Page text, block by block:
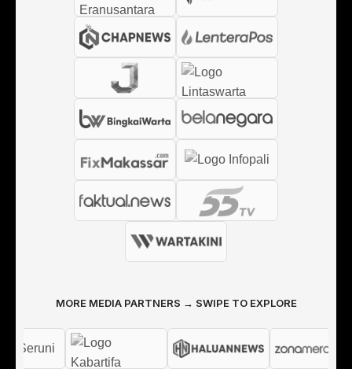
MORE MEDIA PARTNERS → SWIPE TO EXPLORE